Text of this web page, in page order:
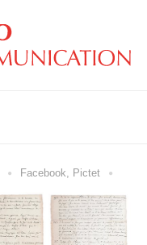
Facebook, Pictet